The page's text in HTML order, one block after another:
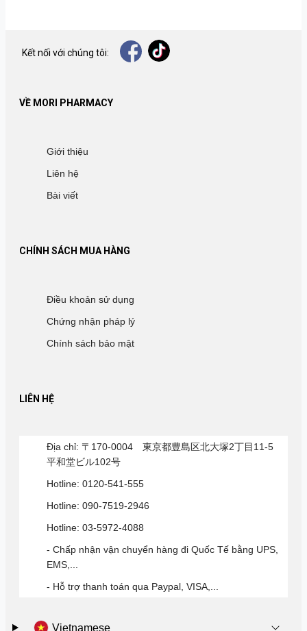
VỀ MORI PHARMACY
Giới thiệu
Liên hệ
Bài viết
CHÍNH SÁCH MUA HÀNG
Điều khoản sử dụng
Chứng nhận pháp lý
Chính sách bảo mật
LIÊN HỆ
Địa chỉ: 〒170-0004 東京都豊島区北大塚2丁目11-5
平和堂ビル102号
Hotline: 0120-541-555
Hotline: 090-7519-2946
Hotline: 03-5972-4088
- Chấp nhận vận chuyển hàng đi Quốc Tế bằng UPS,
EMS,...
- Hỗ trợ thanh toán qua Paypal, VISA,...
Kết nối với chúng tôi:
Vietnamese